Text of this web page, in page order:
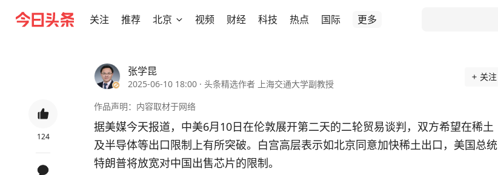
关注 推荐 北京 视频 财经 科技 热点 国际 更多
124
张学昆
2025-06-10 18:00 · 头条精选作者 上海交通大学副教授
关注
作品声明：内容取材于网络
据美媒今天报道，中美6月10日在伦敦展开第二天的二轮贸易谈判，双方希望在稀土
及半导体等出口限制上有所突破。白宫高层表示如北京同意加快稀土出口，美国总统
特朗普将放宽对中国出售芯片的限制。